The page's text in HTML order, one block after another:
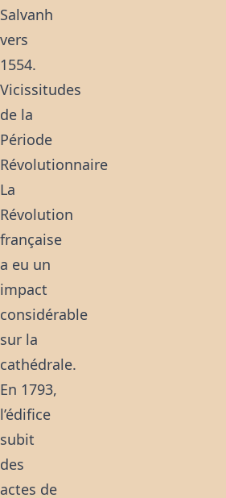
Salvanh
vers
1554.
Vicissitudes
de la
Période
Révolutionnaire
La
Révolution
française
a eu un
impact
considérable
sur la
cathédrale.
En 1793,
l’édifice
subit
des
actes de